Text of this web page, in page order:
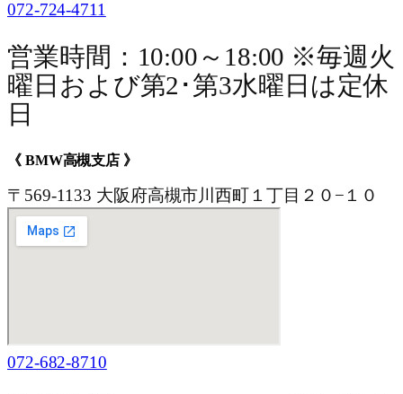
072-724-4711
営業時間：10:00～18:00 ※毎週火
曜日および第2･第3水曜日は定休
日
《 BMW高槻支店 》
〒569-1133 大阪府高槻市川西町１丁目２０−１０
072-682-8710